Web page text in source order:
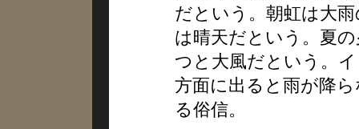
だという。朝虹は大
は晴天だという。夏
つと大風だという。
方面に出ると雨が降
る俗信。